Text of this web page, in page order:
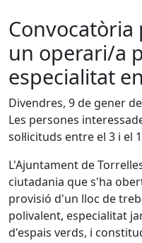
un operari/a
especialitat
Divendres, 9 de gener
Les persones
sol·licituds entre el 3 i el
L'Ajuntament de
ciutadania que s'ha
provisió d'un lloc de
polivalent, especialitat
d'espais verds, i